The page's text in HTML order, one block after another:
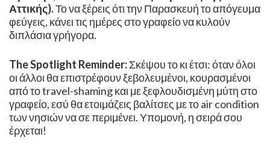
Αττικής).Το να ξέρεις ότι την Παρασκευή το απόγευμα
φεύγεις, κάνει τις ημέρες στο γραφείο να κυλούν
διπλάσια γρήγορα. ​
The Spotlight Reminder:Σκέψου το κι έτσι: όταν όλοι
οι άλλοι θα επιστρέφουν ξεβολευμένοι, κουρασμένοι
από το travel-shaming και με ξεφλουδισμένη μύτη στο
γραφείο, εσύ θα ετοιμάζεις βαλίτσες με το air condition
των νησιών να σε περιμένει. Υπομονή, η σειρά σου
έρχεται!